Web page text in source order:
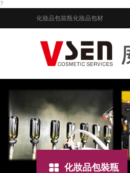
?
化妝品包裝瓶化妝品包材
化妝品包裝瓶